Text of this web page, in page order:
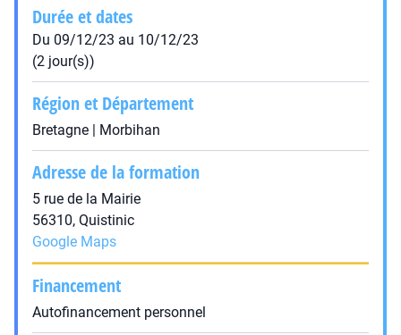
Durée et dates
Du 09/12/23 au 10/12/23
(2 jour(s))
Région et Département
Bretagne | Morbihan
Adresse de la formation
5 rue de la Mairie
56310, Quistinic
Google Maps
Financement
Autofinancement personnel